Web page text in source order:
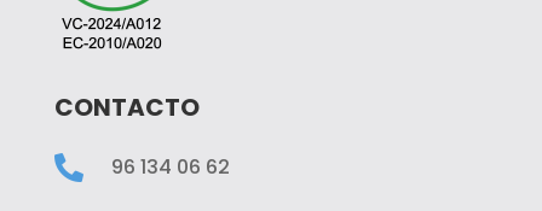
CONTACTO
 96 134 06 62